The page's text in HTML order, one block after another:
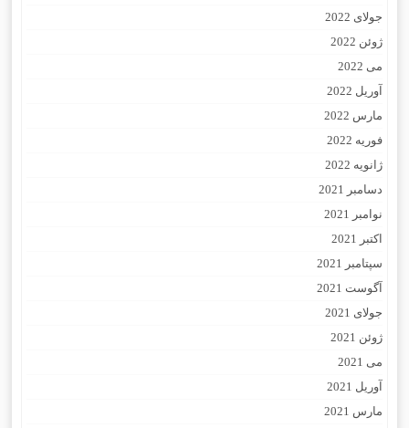
جولای 2022
ژوئن 2022
می 2022
آوریل 2022
مارس 2022
فوریه 2022
ژانویه 2022
دسامبر 2021
نوامبر 2021
اکتبر 2021
سپتامبر 2021
آگوست 2021
جولای 2021
ژوئن 2021
می 2021
آوریل 2021
مارس 2021